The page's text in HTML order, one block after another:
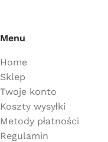
Menu
Home
Sklep
Twoje konto
Koszty wysyłki
Metody płatności
Regulamin